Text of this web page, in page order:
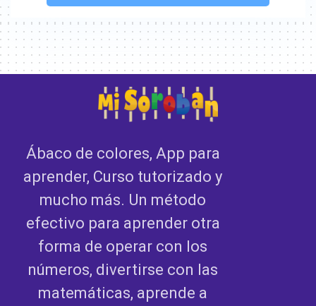
Ábaco de colores, App para
aprender, Curso tutorizado y
mucho más. Un método
efectivo para aprender otra
forma de operar con los
números, divertirse con las
matemáticas, aprende a